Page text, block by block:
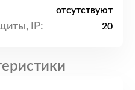
отсутствуют
IP: 20